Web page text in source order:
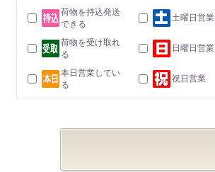
荷物を持込発送
できる
土曜日営業
荷物を受け取れ
る
日曜日営業
本日営業してい
る
祝日営業